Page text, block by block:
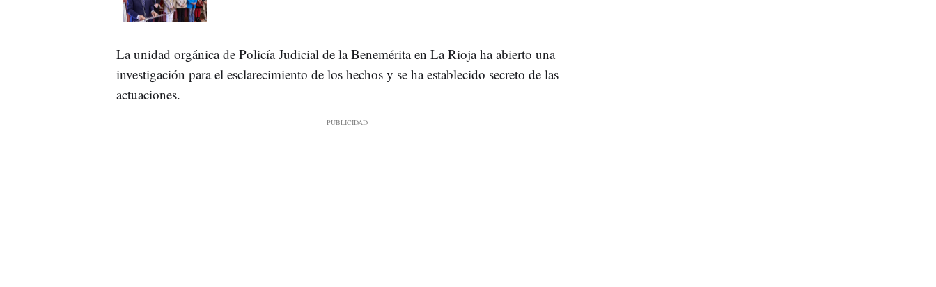
La unidad orgánica de Policía Judicial de la Benemérita en La Rioja ha abierto una
investigación para el esclarecimiento de los hechos y se ha establecido secreto de las
actuaciones.